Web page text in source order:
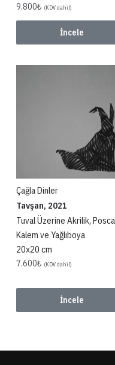
9.800₺ (KDV dahil)
İncele
Çağla Dinler
Tavşan, 2021
Tuval Üzerine Akrilik, Posca
Kalem ve Yağlıboya
20x20 cm
7.600₺ (KDV dahil)
İncele